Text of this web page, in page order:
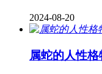
2024-08-20
属蛇的人性格